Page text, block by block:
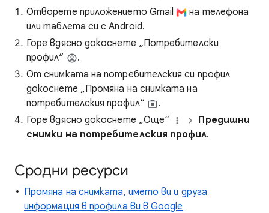
Отворете приложението Gmail
на телефона
или таблета си с Android.
Горе вдясно докоснете „Потребителски
профил“
.
От снимката на потребителския си профил
докоснете „Промяна на снимката на
потребителския профил“
.
Горе вдясно докоснете „Още“
Предишни
снимки на потребителския профил.
Сродни ресурси
Промяна на снимката, името ви и друга
информация в профила ви в Google